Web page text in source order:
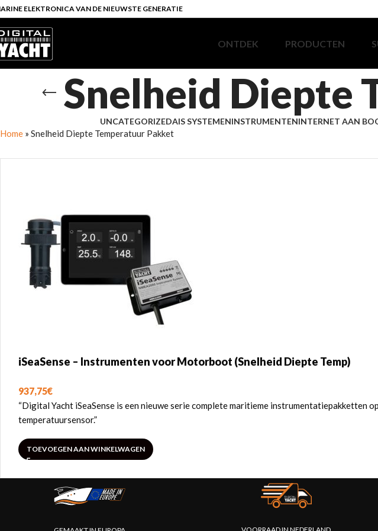
ELEKTRONICA VAN DE NIEUWSTE GENERATIE
ONTDEK PRODUCTEN
Snelheid Diepte
UNCATEGORIZEDAIS SYSTEMENINSTRUMENTENINTERNET AAN
Home » Snelheid Diepte Temperatuur Pakket
iSeaSense – Instrumenten voor Motorboot (Snelheid Diepte Temp)
937,75€
“Digital Yacht iSeaSense is een nieuwe serie complete maritieme
temperatuursensor.”
TOEVOEGEN AAN WINKELWAGEN